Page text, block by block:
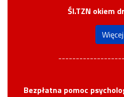
Śl.TZN okiem
Więcej
Bezpłatna pomoc